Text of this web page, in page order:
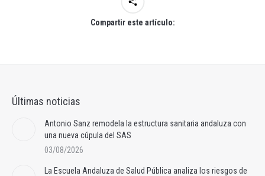
Compartir este artículo:
Últimas noticias
Antonio Sanz remodela la estructura sanitaria andaluza con
una nueva cúpula del SAS
03/08/2026
La Escuela Andaluza de Salud Pública analiza los riesgos de